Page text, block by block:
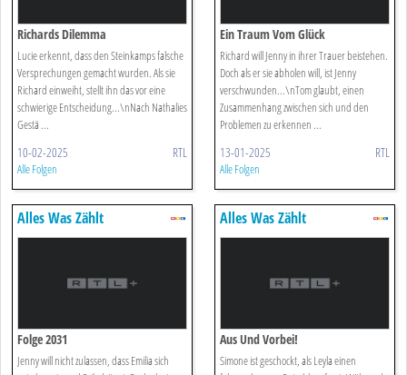
Richards Dilemma
Lucie erkennt, dass den Steinkamps falsche
Versprechungen gemacht wurden. Als sie
Richard einweiht, stellt ihn das vor eine
schwierige Entscheidung...\nNach Nathalies
Gestä ...
10-02-2025 RTL
Alle Folgen
Ein Traum Vom Glück
Richard will Jenny in ihrer Trauer beistehen.
Doch als er sie abholen will, ist Jenny
verschwunden...\nTom glaubt, einen
Zusammenhang zwischen sich und den
Problemen zu erkennen ...
13-01-2025 RTL
Alle Folgen
Alles Was Zählt
Folge 2031
Jenny will nicht zulassen, dass Emilia sich
Alles Was Zählt
Aus Und Vorbei!
Simone ist geschockt, als Leyla einen